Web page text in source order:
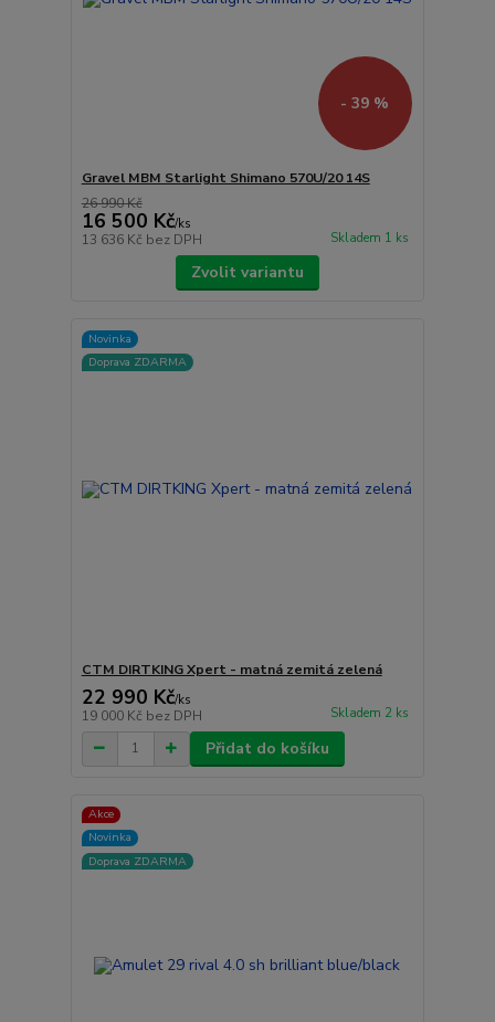
- 39 %
Gravel MBM Starlight Shimano 570U/20 14S
26 990 Kč
16 500 Kč/ks
13 636 Kč bez DPH Skladem 1 ks
Zvolit variantu
Novinka
Doprava ZDARMA
CTM DIRTKING Xpert - matná zemitá zelená
22 990 Kč/ks
19 000 Kč bez DPH Skladem 2 ks
Přidat do košíku
Akce
Novinka
Doprava ZDARMA